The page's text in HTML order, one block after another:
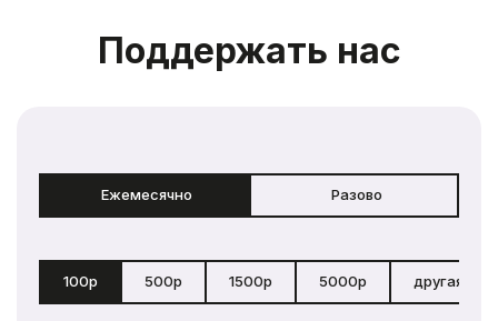
Поддержать нас
Ежемесячно Разово
100р 500р 1500р 5000р другая